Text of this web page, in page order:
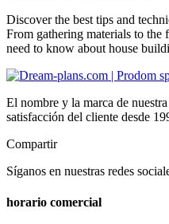
Discover the best tips and
From gathering materials to the
need to know about house
El nombre y la marca de
satisfacción del cliente desde
Compartir
Síganos en nuestras redes
horario comercial